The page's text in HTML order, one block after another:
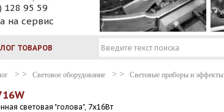
128 95 59
на сервис
ТОВАРОВ
Световое оборудование Световые приборы и эффекты
световая "голова", 7х16Вт